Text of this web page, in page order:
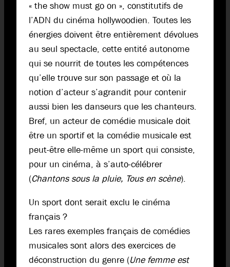
« the show must go on », constitutifs de
l’ADN du cinéma hollywoodien. Toutes les
énergies doivent être entièrement dévolues
au seul spectacle, cette entité autonome
qui se nourrit de toutes les compétences
qu’elle trouve sur son passage et où la
notion d’acteur s’agrandit pour contenir
aussi bien les danseurs que les chanteurs.
Bref, un acteur de comédie musicale doit
être un sportif et la comédie musicale est
peut-être elle-même un sport qui consiste,
pour un cinéma, à s’auto-célébrer
(Chantons sous la pluie, Tous en scène).
Un sport dont serait exclu le cinéma
français ?
Les rares exemples français de comédies
musicales sont alors des exercices de
déconstruction du genre (Une femme est